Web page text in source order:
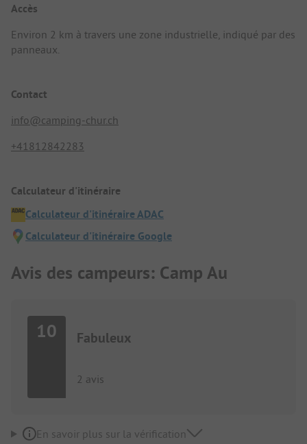
Accès
Environ 2 km à travers une zone industrielle, indiqué par des
panneaux.
Contact
info@camping-chur.ch
+41812842283
Calculateur d'itinéraire
Calculateur d'itinéraire ADAC
Calculateur d'itinéraire Google
Avis des campeurs: Camp Au
10 Fabuleux
2 avis
En savoir plus sur la vérification